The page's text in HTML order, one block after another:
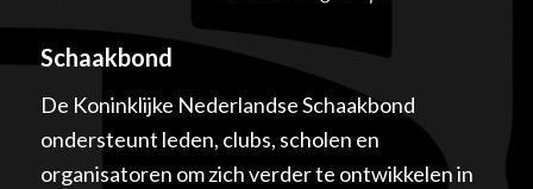
Schaakbond
De Koninklijke Nederlandse Schaakbond
ondersteunt leden, clubs, scholen en
organisatoren om zich verder te ontwikkelen in